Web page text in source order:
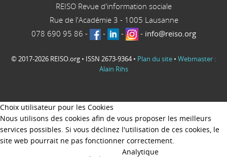
REISO Revue d'information sociale
Rue de l'Académie 3 - 1005 Lausanne
078 690 95 86 - - - - info@reiso.org
© 2017-2026 REISO.org • ISSN 2673-9364 • Plan du site • Webmaster :
Alain Rihs
Choix utilisateur pour les Cookies
Nous utilisons des cookies afin de vous proposer les meilleurs
services possibles. Si vous déclinez l'utilisation de ces cookies, le
site web pourrait ne pas fonctionner correctement.
Analytique